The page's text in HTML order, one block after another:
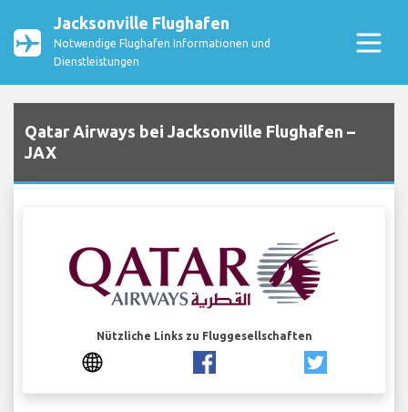
Jacksonville Flughafen
Notwendige Flughafen Informationen und
Dienstleistungen
Qatar Airways bei Jacksonville Flughafen –
JAX
Nützliche Links zu Fluggesellschaften